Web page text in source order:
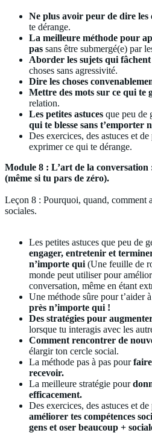
Ne plus avoir peur de dire les
te dérange.
La meilleure méthode pour
pas sans être submergé(e) par
Aborder les sujets qui fâchent
choses sans agressivité.
Dire les choses
Mettre des mots sur ce qui te
relation.
Les petites astuces que peu de
qui te blesse sans t’emporter
Des exercices, des astuces et
exprimer ce qui te dérange.
Module 8 : L’art de la
(même si tu pars de zéro).
Leçon 8 : Pourquoi, quand, comment
sociales.
Les petites astuces que peu de
engager, entretenir et
n’importe qui (Une feuille de
monde peut utiliser pour
conversation, même en étant
Une méthode sûre pour t’aider à
près n’importe qui !
Des stratégies pour
lorsque tu interagis avec les
Comment rencontrer de
élargir ton cercle social.
La méthode pas à pas pour
recevoir.
La meilleure stratégie pour
efficacement.
Des exercices, des astuces et
améliorer tes compétences
gens et oser beaucoup +